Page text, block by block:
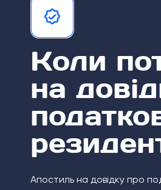
Коли
на
Апостиль на довідку про